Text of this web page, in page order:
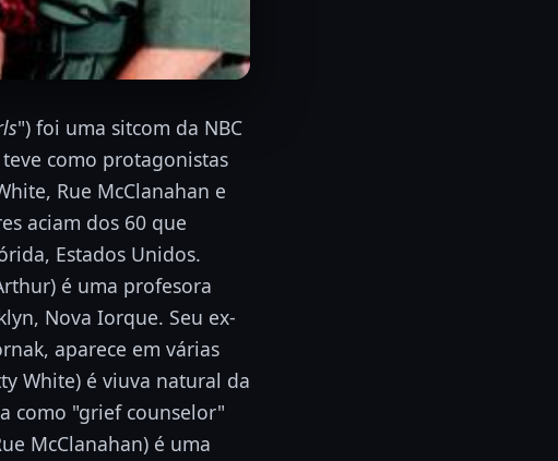
") foi uma sitcom da NBC
como protagonistas
Rue McClanahan e
aciam dos 60 que
Estados Unidos.
é uma profesora
Nova Iorque. Seu ex-
aparece em várias
White) é viuva natural da
como "grief counselor"
McClanahan) é uma